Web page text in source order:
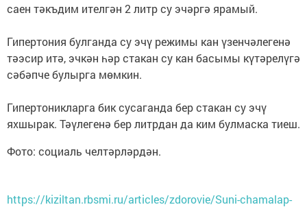
саен тәкъдим ителгән 2 литр су эчәргә ярамый.
Гипертония булганда су эчү режимы кан үзенчәлегенә
тәэсир итә, эчкән һәр стакан су кан басымы күтәрелүгә
сәбәпче булырга мөмкин.
Гипертоникларга бик сусаганда бер стакан су эчү
яхшырак. Тәүлегенә бер литрдан да ким булмаска тиеш.
Фото: социаль челтәрләрдән.
https://kiziltan.rbsmi.ru/articles/zdorovie/Suni-chamalap-